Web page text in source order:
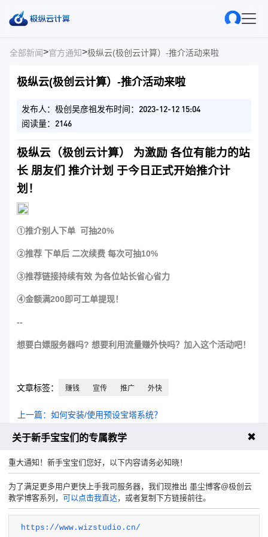
全部新闻>官方通知>极纵云(极创云计算）-推介活动来啦
极纵云(极创云计算）-推介活动来啦
发布人：极创吴彦祖发布时间：2023-12-12 15:04
阅读量：2146
极纵云（极创云计算） 为激励 各位有能力的站
长 朋友们 推介计划 于今日正式开始推介计
划！
①推介别人下单 可抽20%
②推荐 下单后 二次续费 每次可抽10%
③推荐链接持续有效 为各位站长省心省力
④金额满200即可工单提现！
--
想要白嫖服务器吗? 想要利用流量赚外快吗？加入这个活动吧！
文章标签： 赚钱 宣传 推广 外快
上一篇：如何安装/使用预设宝塔系统？
下一篇：如何使用幻兽帕鲁系统？
关于新手宝宝们的专属教学 ✖
重大通知！新手宝宝们您好，以下内容请务必知晓！
为了满足更多用户更快上手我司服务器，我们现推出 墨尘博客@极创云
教学博客系列， 可以点击我直达，或者复制下方链接前往。
https://www.wizstudio.cn/